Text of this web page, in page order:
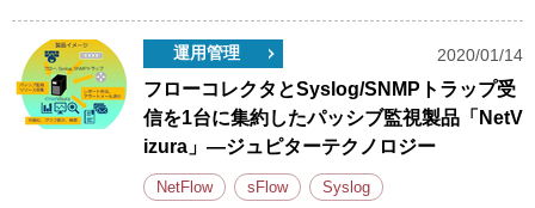
運用管理 2020/01/14
フローコレクタとSyslog/SNMPトラップ受
信を1台に集約したパッシブ監視製品「NetV
izura」―ジュピターテクノロジー
NetFlow sFlow Syslog